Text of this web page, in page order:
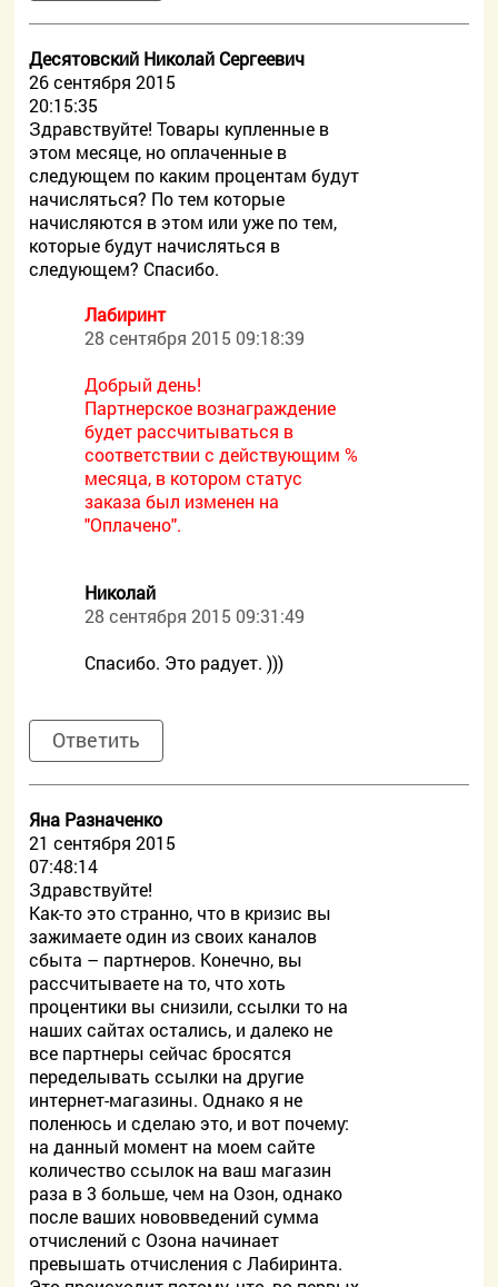
Десятовский Николай Сергеевич
26 сентября 2015
20:15:35
Здравствуйте! Товары купленные в
этом месяце, но оплаченные в
следующем по каким процентам будут
начисляться? По тем которые
начисляются в этом или уже по тем,
которые будут начисляться в
следующем? Спасибо.
Лабиринт
28 сентября 2015 09:18:39
Добрый день!
Партнерское вознаграждение
будет рассчитываться в
соответствии с действующим %
месяца, в котором статус
заказа был изменен на
"Оплачено".
Николай
28 сентября 2015 09:31:49
Спасибо. Это радует. )))
Ответить
Яна Разначенко
21 сентября 2015
07:48:14
Здравствуйте!
Как-то это странно, что в кризис вы
зажимаете один из своих каналов
сбыта – партнеров. Конечно, вы
рассчитываете на то, что хоть
процентики вы снизили, ссылки то на
наших сайтах остались, и далеко не
все партнеры сейчас бросятся
переделывать ссылки на другие
интернет-магазины. Однако я не
поленюсь и сделаю это, и вот почему:
на данный момент на моем сайте
количество ссылок на ваш магазин
раза в 3 больше, чем на Озон, однако
после ваших нововведений сумма
отчислений с Озона начинает
превышать отчисления с Лабиринта.